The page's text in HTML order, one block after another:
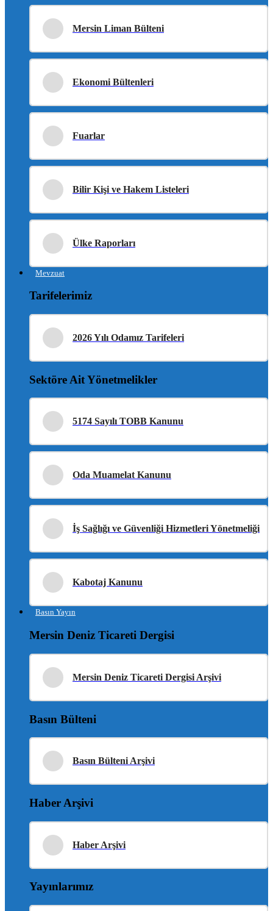
Mersin Liman Bülteni
Ekonomi Bültenleri
Fuarlar
Bilir Kişi ve Hakem Listeleri
Ülke Raporları
Mevzuat
Tarifelerimiz
2026 Yılı Odamız Tarifeleri
Sektöre Ait Yönetmelikler
5174 Sayılı TOBB Kanunu
Oda Muamelat Kanunu
İş Sağlığı ve Güvenliği Hizmetleri Yönetmeliği
Kabotaj Kanunu
Basın Yayın
Mersin Deniz Ticareti Dergisi
Mersin Deniz Ticareti Dergisi Arşivi
Basın Bülteni
Basın Bülteni Arşivi
Haber Arşivi
Haber Arşivi
Yayınlarımız